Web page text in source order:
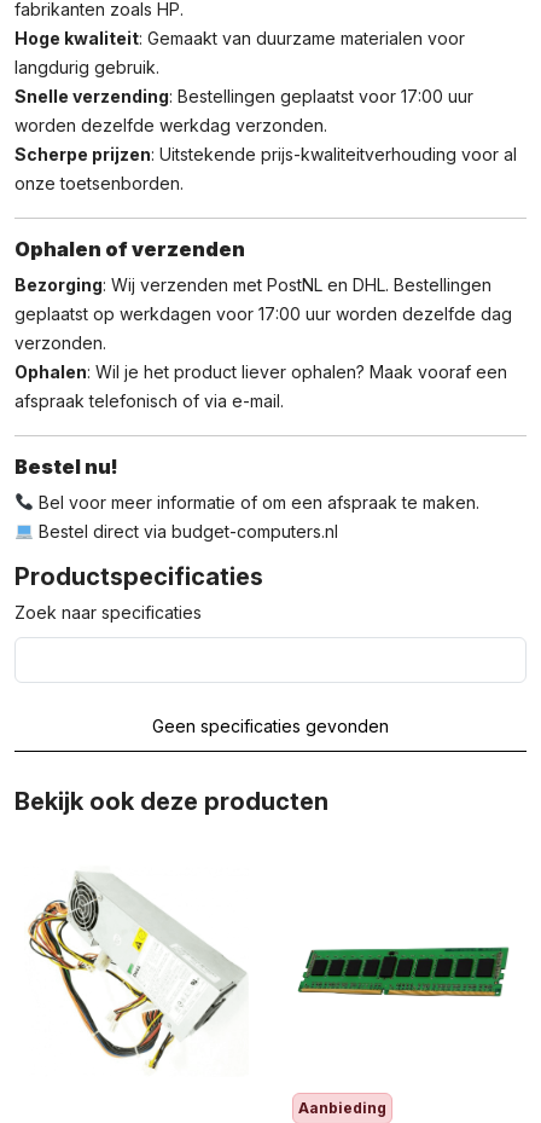
fabrikanten zoals HP.
Hoge kwaliteit: Gemaakt van duurzame materialen voor
langdurig gebruik.
Snelle verzending: Bestellingen geplaatst voor 17:00 uur
worden dezelfde werkdag verzonden.
Scherpe prijzen: Uitstekende prijs-kwaliteitverhouding voor al
onze toetsenborden.
Ophalen of verzenden
Bezorging: Wij verzenden met PostNL en DHL. Bestellingen
geplaatst op werkdagen voor 17:00 uur worden dezelfde dag
verzonden.
Ophalen: Wil je het product liever ophalen? Maak vooraf een
afspraak telefonisch of via e-mail.
Bestel nu!
Bel voor meer informatie of om een afspraak te maken.
Bestel direct via budget-computers.nl
Productspecificaties
Zoek naar specificaties
Geen specificaties gevonden
Bekijk ook deze producten
Aanbieding